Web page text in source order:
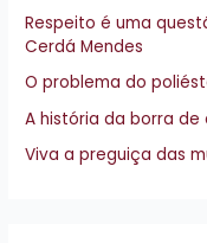
r
r
:
Respeito é uma
Cerdá Mendes
O problema do
A história da borra de
Viva a preguiça das